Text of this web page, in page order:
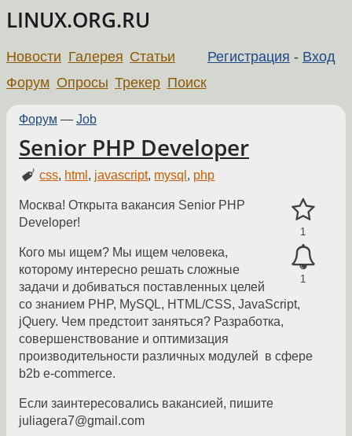
LINUX.ORG.RU
Регистрация - Вход
Новости Галерея Статьи
Форум Опросы Трекер Поиск
Форум — Job
Senior PHP Developer
css, html , javascript, mysql , php
1
1
Москва! Открыта вакансия Senior PHP
Developer!
Кого мы ищем? Мы ищем человека,
которому интересно решать сложные
задачи и добиваться поставленных целей
со знанием PHP, MySQL, HTML/CSS, JavaScript,
jQuery. Чем предстоит заняться? Разработка,
совершенствование и оптимизация
производительности различных модулей в сфере
b2b e-commerce.
Если заинтересовались вакансией, пишите
juliagera7@gmail.com